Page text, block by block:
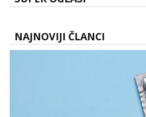
NAJNOVIJI ČLANCI